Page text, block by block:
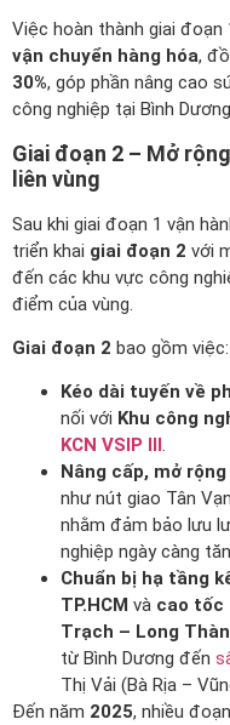
Việc hoàn thành giai đoạn
vận chuyển hàng hóa,
30%, góp phần nâng cao
công nghiệp tại Bình
Giai đoạn 2 – Mở
liên vùng
Sau khi giai đoạn 1 vận
triển khai giai đoạn 2 với
đến các khu vực công
điểm của vùng.
Giai đoạn 2 bao gồm việc:
Kéo dài tuyến về
nối với Khu công
KCN VSIP III .
Nâng cấp, mở
như nút giao Tân
nhằm đảm bảo lưu
nghiệp ngày càng
Chuẩn bị hạ tầng
TP.HCM và cao tốc
Trạch – Long
từ Bình Dương đến
Thị Vải (Bà Rịa –
Đến năm 2025, nhiều